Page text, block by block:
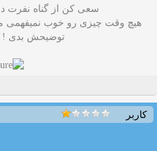
سعی کن از گناه نفرت
هیچ وقت چیزی رو خوب نمیفهمی
توضیحش بدی !
کاربر